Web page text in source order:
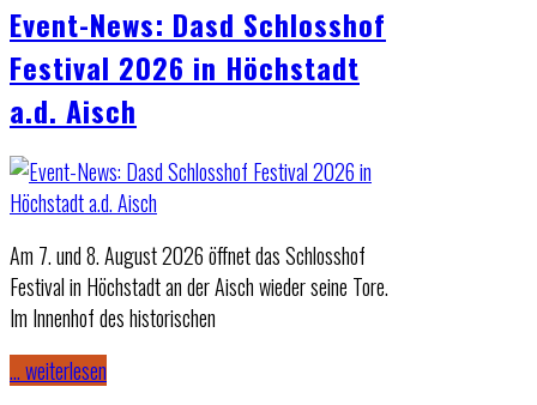
Event-News: Dasd Schlosshof
Festival 2026 in Höchstadt
a.d. Aisch
Am 7. und 8. August 2026 öffnet das Schlosshof
Festival in Höchstadt an der Aisch wieder seine Tore.
Im Innenhof des historischen
… weiterlesen